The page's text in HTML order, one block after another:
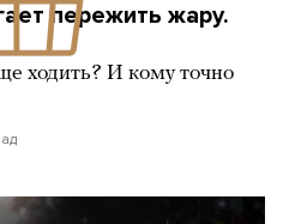
пережить жару.
ходить? И кому точно